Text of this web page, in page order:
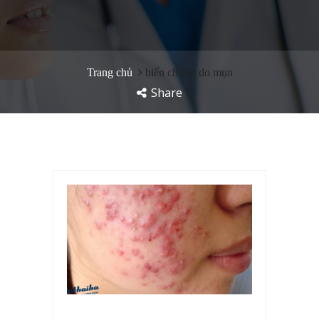
Trang chủ biến chứng do mụn
Share